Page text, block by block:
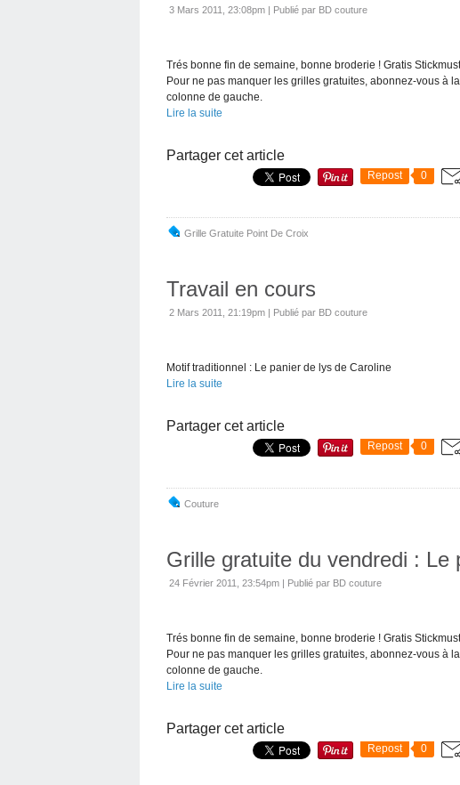
3 Mars 2011, 23:08pm | Publié par BD couture
Trés bonne fin de semaine, bonne broderie ! Gratis
Pour ne pas manquer les grilles gratuites, abonnez-vous à
colonne de gauche.
Lire la suite
Partager cet article
Repost 0
Grille Gratuite Point De Croix
Travail en cours
2 Mars 2011, 21:19pm | Publié par BD couture
Motif traditionnel : Le panier de lys de Caroline
Lire la suite
Partager cet article
Repost 0
Couture
Grille gratuite du vendredi : Le
24 Février 2011, 23:54pm | Publié par BD couture
Trés bonne fin de semaine, bonne broderie ! Gratis
Pour ne pas manquer les grilles gratuites, abonnez-vous à
colonne de gauche.
Lire la suite
Partager cet article
Repost 0